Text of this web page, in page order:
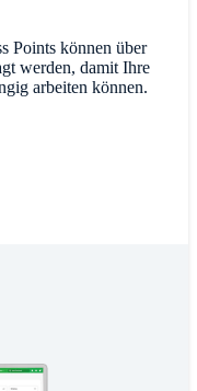
Points können über
werden, damit Ihre
arbeiten können.